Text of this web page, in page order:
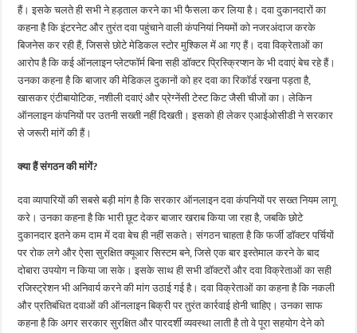
हैं। इसके चलते ही सभी ने हड़ताल करने का भी फैसला कर लिया है। दवा दुकानदारों का
कहना है कि इंटरनेट और तुरंत दवा पहुंचाने वाली कंपनियां नियमों को नजरअंदाज करके
बिजनेस कर रही हैं, जिससे छोटे मेडिकल स्टोर मुश्किल में आ गए हैं। दवा विक्रेताओं का
आरोप है कि कई ऑनलाइन प्लेटफॉर्म बिना सही डॉक्टर प्रिस्क्रिप्शन के भी दवाएं बेच रहे हैं।
उनका कहना है कि बाजार की मेडिकल दुकानों को हर दवा का रिकॉर्ड रखना पड़ता है,
खासकर एंटीबायोटिक, नशीली दवाएं और प्रेग्नेंसी टेस्ट किट जैसी चीजों का। लेकिन
ऑनलाइन कंपनियों पर उतनी सख्ती नहीं दिखती। इसको ही लेकर एआईओसीडी ने सरकार
से जरूरी मांगें की हैं।
क्या हैं संगठन की मांगें?
दवा व्यापारियों की सबसे बड़ी मांग है कि सरकार ऑनलाइन दवा कंपनियों पर सख्त नियम लागू
करे। उनका कहना है कि भारी छूट देकर बाजार खराब किया जा रहा है, जबकि छोटे
दुकानदार इतने कम दाम में दवा बेच ही नहीं सकते। संगठन चाहता है कि फर्जी डॉक्टर पर्चियों
पर रोक लगे और ऐसा सुरक्षित क्यूआर सिस्टम बने, जिसे एक बार इस्तेमाल करने के बाद
दोबारा उपयोग न किया जा सके। इसके साथ ही सभी डॉक्टरों और दवा विक्रेताओं का सही
रजिस्ट्रेशन भी अनिवार्य करने की मांग उठाई गई है। दवा विक्रेताओं का कहना है कि नकली
और प्रतिबंधित दवाओं की ऑनलाइन बिक्री पर तुरंत कार्रवाई होनी चाहिए। उनका साफ
कहना है कि अगर सरकार सुरक्षित और पारदर्शी व्यवस्था लाती है तो वे पूरा सहयोग देने को